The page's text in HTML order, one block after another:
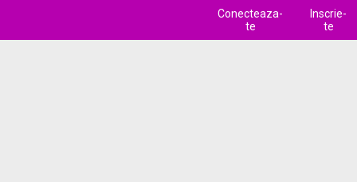
Conecteaza-
te
Inscrie-
te